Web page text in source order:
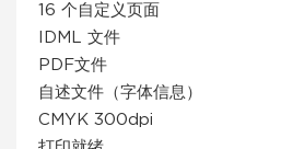
16 个自定义页面
IDML 文件
PDF文件
自述文件（字体信息）
CMYK 300dpi